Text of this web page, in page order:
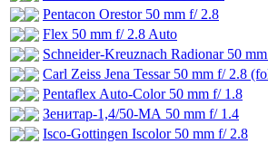
Pentacon Orestor 50 mm f/ 2.8
Flex 50 mm f/ 2.8 Auto
Schneider-Kreuznach Radionar 50
Carl Zeiss Jena Tessar 50 mm f/ 2.8
Pentaflex Auto-Color 50 mm f/ 1.8
Зенитар-1,4/50-МА 50 mm f/ 1.4
Isco-Gottingen Iscolor 50 mm f/ 2.8